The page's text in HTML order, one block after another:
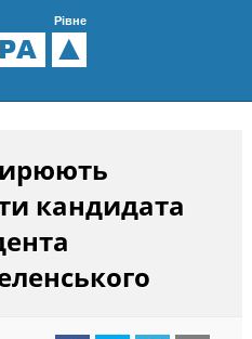
Рівне
кандидата